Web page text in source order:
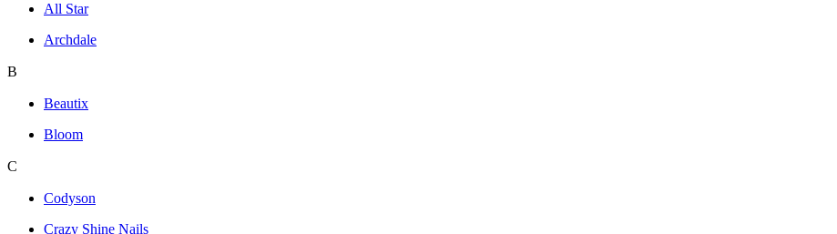
All Star
Archdale
B
Beautix
Bloom
C
Codyson
Crazy Shine Nails